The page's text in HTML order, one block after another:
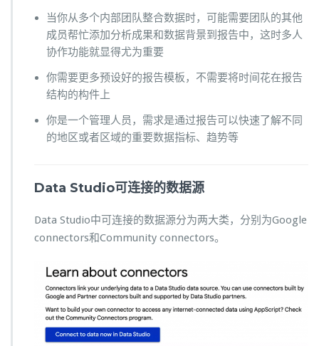
当你从多个内部团队整合数据时，可能需要团队的其他
成员帮忙添加分析成果和数据背景到报告中，这时多人
协作功能就显得尤为重要
你需要更多预设好的报告模板，不需要将时间花在报告
结构的构件上
你是一个管理人员，需求是通过报告可以快速了解不同
的地区或者区域的重要数据指标、趋势等
Data Studio可连接的数据源
Data Studio中可连接的数据源分为两大类，分别为Google
connectors和Community connectors。